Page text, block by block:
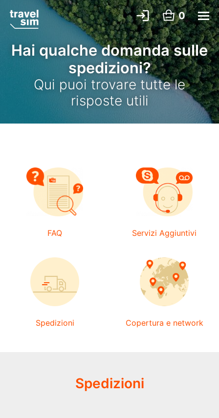
0
Hai qualche domanda sulle
spedizioni?
Qui puoi trovare tutte le
risposte utili
FAQ Servizi Aggiuntivi
Spedizioni Copertura e network
Spedizioni